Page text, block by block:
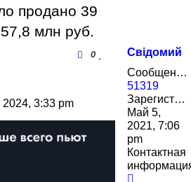
продано 39
млн руб.
Свідомий
Сообщения:
51319
Зарегистрирован:
Май 5,
2021, 7:06
pm
Контактная
0
3:33 pm